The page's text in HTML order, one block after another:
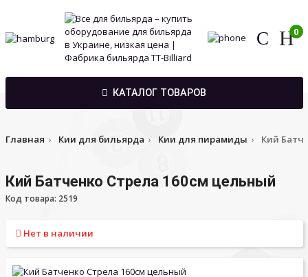
0
КАТАЛОГ ТОВАРОВ
Главная Кии для бильярда Кии для пирамиды Кий
Кий Батченко Стрела 160см цельный
Код товара: 2519
Нет в наличии